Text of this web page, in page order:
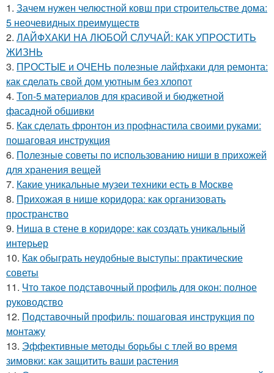
1. Зачем нужен челюстной ковш при строительстве дома:
5 неочевидных преимуществ
2. ЛАЙФХАКИ НА ЛЮБОЙ СЛУЧАЙ: КАК УПРОСТИТЬ
ЖИЗНЬ
3. ПРОСТЫЕ и ОЧЕНЬ полезные лайфхаки для ремонта:
как сделать свой дом уютным без хлопот
4. Топ-5 материалов для красивой и бюджетной
фасадной обшивки
5. Как сделать фронтон из профнастила своими руками:
пошаговая инструкция
6. Полезные советы по использованию ниши в прихожей
для хранения вещей
7. Какие уникальные музеи техники есть в Москве
8. Прихожая в нише коридора: как организовать
пространство
9. Ниша в стене в коридоре: как создать уникальный
интерьер
10. Как обыграть неудобные выступы: практические
советы
11. Что такое подставочный профиль для окон: полное
руководство
12. Подставочный профиль: пошаговая инструкция по
монтажу
13. Эффективные методы борьбы с тлей во время
зимовки: как защитить ваши растения